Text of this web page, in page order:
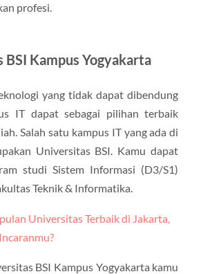
profesi.
Kampus Yogyakarta
yang tidak dapat dibendung
IT dapat sebagai pilihan terbaik
Salah satu kampus IT yang ada di
Universitas BSI. Kamu dapat
studi Sistem Informasi (D3/S1)
Teknik & Informatika.
Universitas Terbaik di Jakarta,
BSI Kampus Yogyakarta kamu